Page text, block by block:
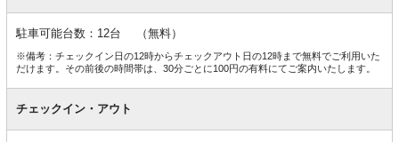
駐車可能台数：12台 （無料）
※備考：チェックイン日の12時からチェックアウト日の12時まで無料でご利用いた
だけます。その前後の時間帯は、30分ごとに100円の有料にてご案内いたします。
チェックイン・アウト